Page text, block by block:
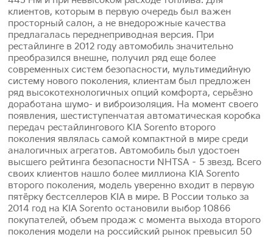
клиентов, которым в первую очередь был важен
просторный салон, а не внедорожные качества
предлагалась переднеприводная версия. При
рестайлинге в 2012 году автомобиль значительно
преобразился внешне, получил ряд еще более
современных систем безопасности, мультимедийную
систему нового поколения, клиентам был предложен
ряд высокотехнологичных опций комфорта, серьёзно
доработана шумо- и виброизоляция. На момент своего
появления, шестиступенчатая автоматическая коробка
передач рестайлингового KIA Sorento второго
поколения являлась самой компактной в мире среди
аналогичных агрегатов. Автомобиль был удостоен
высшего рейтинга безопасности NHTSA – 5 звезд. Всего
своих клиентов нашло более миллиона KIA Sorento
второго поколения, модель уверенно входит в первую
пятёрку бестселлеров KIA в мире. В России только за
2014 год на KIA Sorento остановили выбор 10866
покупателей, объем продаж с момента выхода второго
поколения модели на российский рынок превысил 50